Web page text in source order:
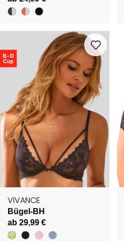
VIVANCE
Bügel-BH
ab 29,99 €